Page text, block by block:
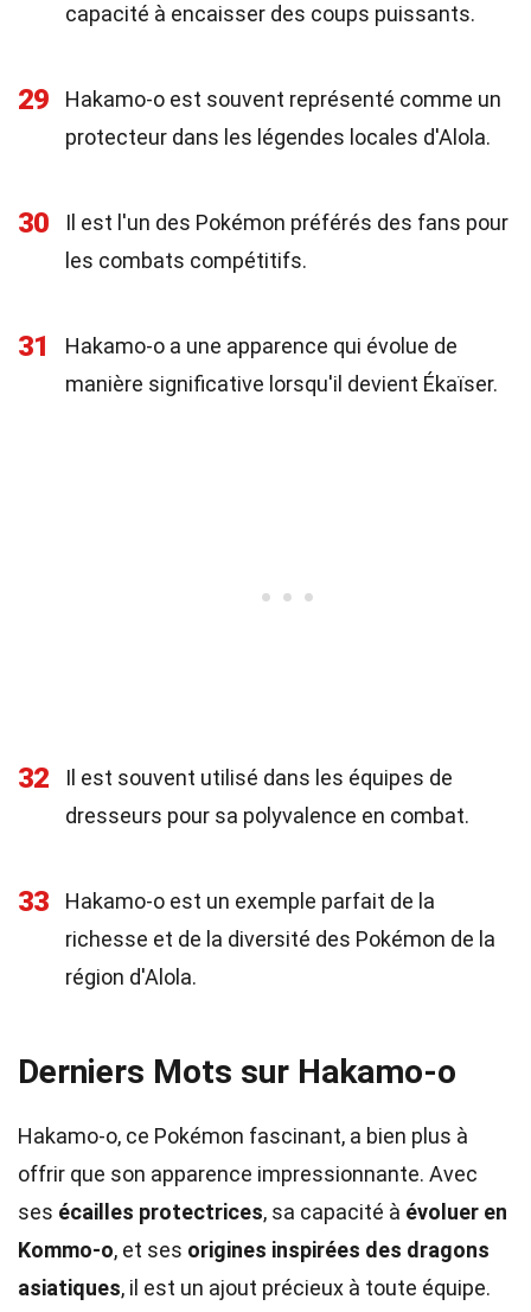
capacité à encaisser des coups puissants.
29
Hakamo-o est souvent représenté comme un
protecteur dans les légendes locales d'Alola.
30
Il est l'un des Pokémon préférés des fans pour
les combats compétitifs.
31
Hakamo-o a une apparence qui évolue de
manière significative lorsqu'il devient Ékaïser.
32
Il est souvent utilisé dans les équipes de
dresseurs pour sa polyvalence en combat.
33
Hakamo-o est un exemple parfait de la
richesse et de la diversité des Pokémon de la
région d'Alola.
Derniers Mots sur Hakamo-o
Hakamo-o, ce Pokémon fascinant, a bien plus à
offrir que son apparence impressionnante. Avec
ses écailles protectrices, sa capacité à évoluer en
Kommo-o, et ses origines inspirées des dragons
asiatiques, il est un ajout précieux à toute équipe.